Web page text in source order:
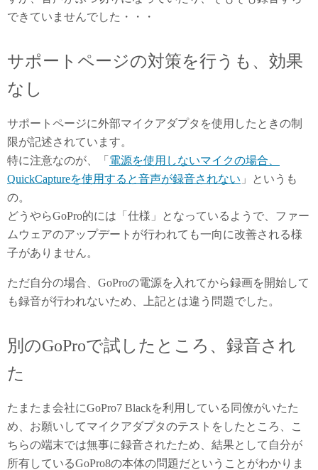
できていませんでした・・・
サポートページの対策を行うも、効果
なし
サポートページに外部マイクアダプタを使用したときの制
限が記述されています。
特に注意なのが、「 電源を使用しないマイクの場合、
QuickCaptureを使用すると音声が録音されない 」というも
の。
どうやらGoPro的には「仕様」となっているようで、ファー
ムウェアのアップデートが行われても一向に改善される様
子がありません。
ただ自分の場合、GoProの電源を入れてから録画を開始して
も録音が行われないため、上記とは違う問題でした。
別のGoProで試したところ、録音され
た
たまたま会社にGoPro7 Blackを利用している同僚がいたた
め、お願いしてマイクアダプタのテストをしたところ、こ
ちらの端末では無事に録音されたため、結果として自分が
所有しているGoPro8の本体の問題だということがわかりま